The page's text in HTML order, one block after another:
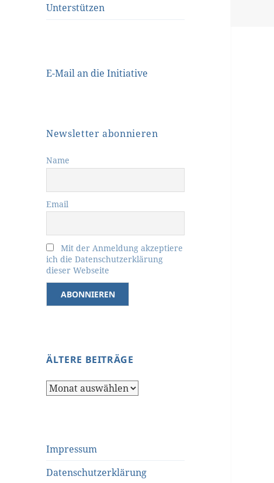
Unterstützen
E-Mail an die Initiative
Newsletter abonnieren
Name
Email
Mit der Anmeldung akzeptiere
ich die Datenschutzerklärung
dieser Webseite
ÄLTERE BEITRÄGE
Ältere
Impressum
Datenschutzerklärung